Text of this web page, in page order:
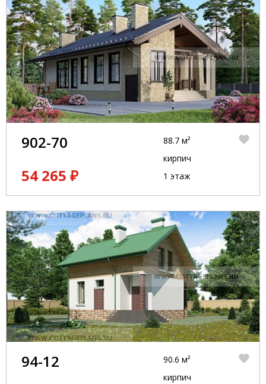
902-70
54 265 ₽
88.7 м²
кирпич
1 этаж
94-12
90.6 м²
кирпич